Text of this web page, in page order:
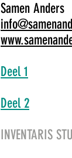
Samen Anders
Deel 1
Deel 2
INVENTARIS